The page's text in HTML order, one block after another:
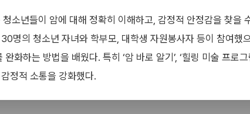
소년들이 암에 대해 정확히 이해하고, 감정적 안정감을 찾을
명의 청소년 자녀와 학부모, 대학생 자원봉사자 등이 참여했
화하는 방법을 배웠다. 특히 ‘암 바로 알기’, ‘힐링 미술 프로그
정적 소통을 강화했다.